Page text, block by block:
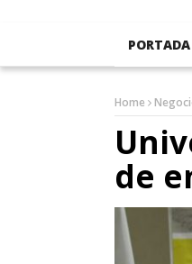
PORTADA
Home
de